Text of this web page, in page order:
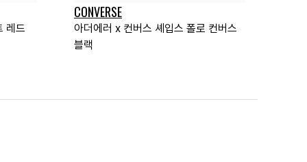
레드
CONVERSE
아더에러 x 컨버스 셰입스 폴로 컨버스
블랙